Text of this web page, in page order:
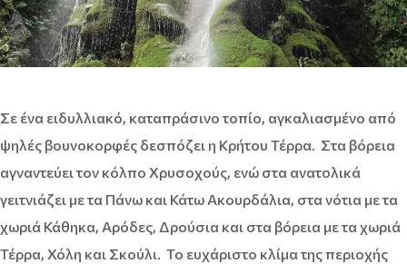
Σε ένα ειδυλλιακό, καταπράσινο τοπίο, αγκαλιασμένο από
ψηλές βουνοκορφές δεσπόζει η Κρήτου Τέρρα. Στα βόρεια
αγναντεύει τον κόλπο Χρυσοχούς, ενώ στα ανατολικά
γειτνιάζει με τα Πάνω και Κάτω Ακουρδάλια, στα νότια με τα
χωριά Κάθηκα, Αρόδες, Δρούσια και στα βόρεια με τα χωριά
Τέρρα, Χόλη και Σκούλι. Το ευχάριστο κλίμα της περιοχής